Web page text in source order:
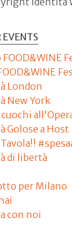
EVENTS
London
New York
Golose a Host
di libertà
per Milano
con noi